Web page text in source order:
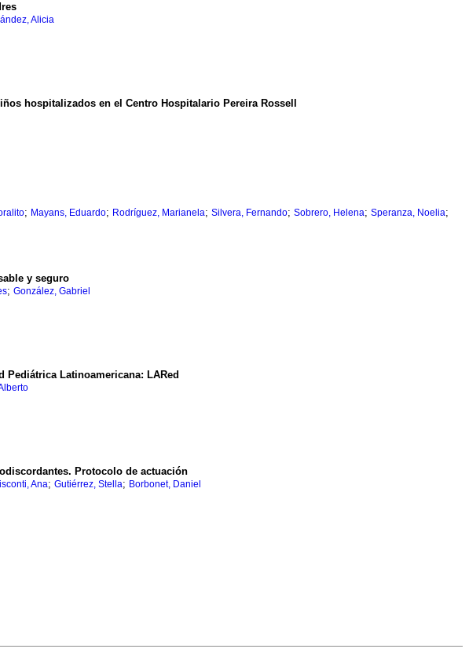
Alicia
hospitalizados en el Centro Hospitalario Pereira Rossell
; Mayans, Eduardo; Rodríguez, Marianela; Silvera, Fernando; Sobrero, Helena; Speranza, Noelia;
y seguro
; González, Gabriel
Latinoamericana: LARed
Protocolo de actuación
Ana; Gutiérrez, Stella; Borbonet, Daniel